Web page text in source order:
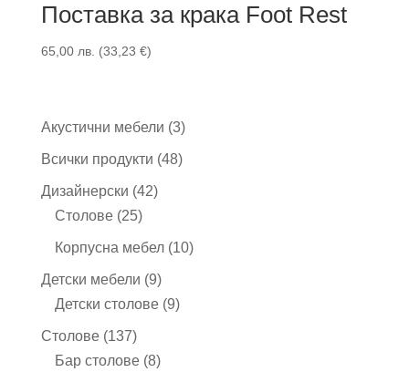
Поставка за крака Foot Rest
65,00 лв. (33,23 €)
Акустични мебели 33
продукта
Всички продукти 4848
Дизайнерски 4242
Столове 2525
продукта
Корпусна мебел 1010
Детски мебели 99
продукта
Детски столове 99
Столове 137137
продукта
Бар столове 88